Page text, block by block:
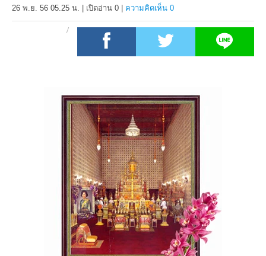
26 พ.ย. 56 05.25 น. เปิดอ่าน 0 ความคิดเห็น 0